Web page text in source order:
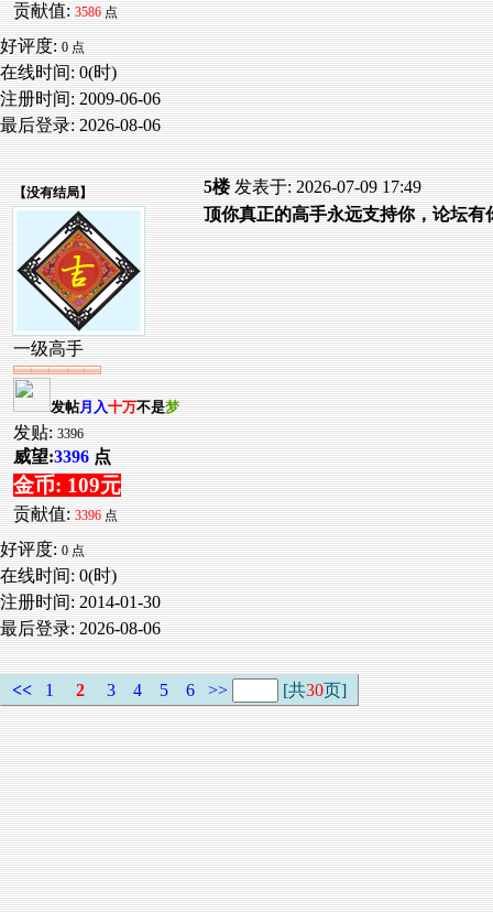
贡献值: 3586 点
好评度: 0 点
在线时间: 0(时)
注册时间: 2009-06-06
最后登录: 2026-08-06
【没有结局】
一级高手
发帖月入十万不是梦
发贴: 3396
威望:3396 点
金币: 109元
贡献值: 3396 点
好评度: 0 点
在线时间: 0(时)
注册时间: 2014-01-30
最后登录: 2026-08-06
5楼 发表于: 2026-07-09 17:49
顶你真正的高手永远支持你，论坛有
<< 1 2 3 4 5 6 >> [共30页]